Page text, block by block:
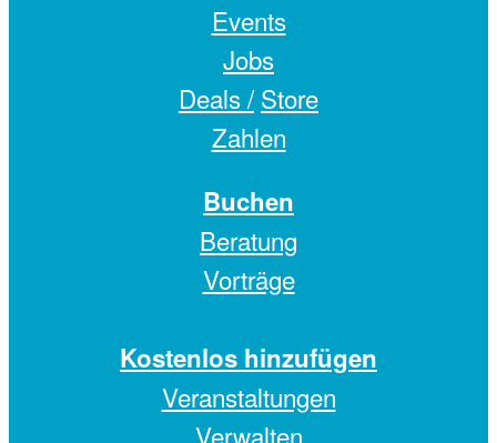
Events
Jobs
Deals / Store
Zahlen
Buchen
Beratung
Vorträge
Kostenlos hinzufügen
Veranstaltungen
Verwalten